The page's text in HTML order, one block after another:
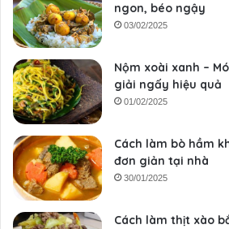
ngon, béo ngậy
03/02/2025
Nộm xoài xanh –
giải ngấy hiệu quả
01/02/2025
Cách làm bò hầm
đơn giản tại nhà
30/01/2025
Cách làm thịt xào